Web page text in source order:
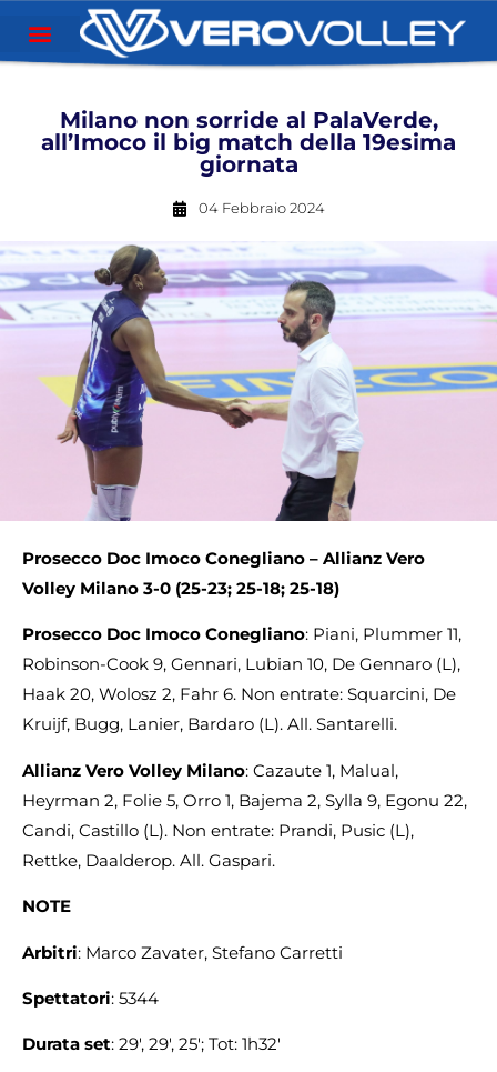
Milano non sorride al PalaVerde,
all’Imoco il big match della 19esima
giornata
04 Febbraio 2024
Prosecco Doc Imoco Conegliano – Allianz Vero
Volley Milano 3-0 (25-23; 25-18; 25-18)
Prosecco Doc Imoco Conegliano: Piani, Plummer 11,
Robinson-Cook 9, Gennari, Lubian 10, De Gennaro (L),
Haak 20, Wolosz 2, Fahr 6. Non entrate: Squarcini, De
Kruijf, Bugg, Lanier, Bardaro (L). All. Santarelli.
Allianz Vero Volley Milano: Cazaute 1, Malual,
Heyrman 2, Folie 5, Orro 1, Bajema 2, Sylla 9, Egonu 22,
Candi, Castillo (L). Non entrate: Prandi, Pusic (L),
Rettke, Daalderop. All. Gaspari.
NOTE
Arbitri: Marco Zavater, Stefano Carretti
Spettatori: 5344
Durata set: 29′, 29′, 25′; Tot: 1h32′